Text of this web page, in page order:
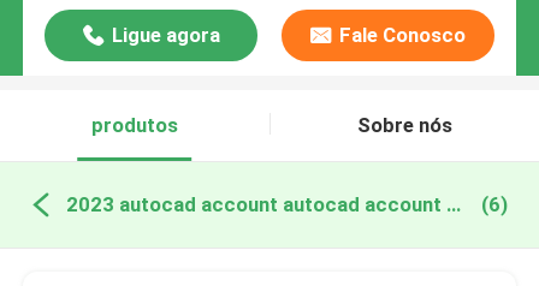
Ligue agora Fale Conosco
produtos Sobre nós
2023 autocad account autocad account fabricação online (6)